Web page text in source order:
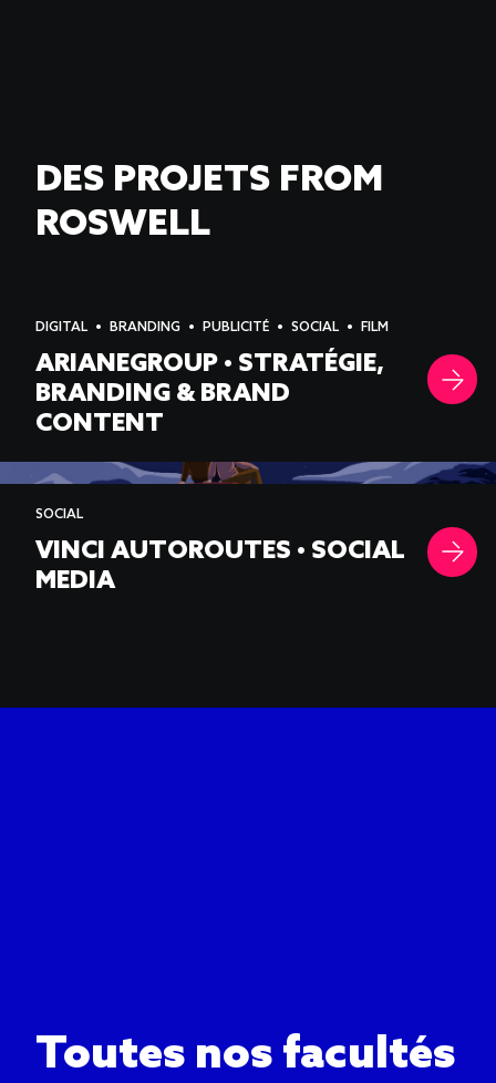
DES PROJETS FROM
ROSWELL
DIGITAL BRANDING PUBLICITÉ SOCIAL FILM
ARIANEGROUP • STRATÉGIE,
BRANDING & BRAND
CONTENT
SOCIAL
VINCI AUTOROUTES • SOCIAL
MEDIA
Toutes nos facultés